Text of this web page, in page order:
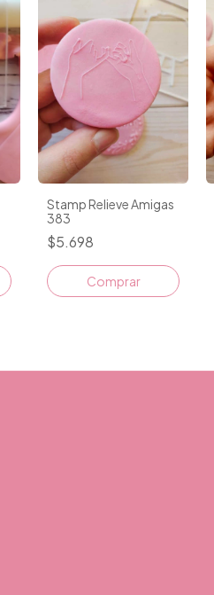
Stamp Relieve Amigas
383
$5.698